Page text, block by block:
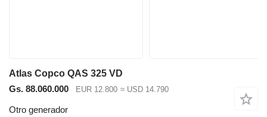
Atlas Copco QAS 325 VD
Gs. 88.060.000
EUR 12.800 ≈ USD 14.790
Otro generador